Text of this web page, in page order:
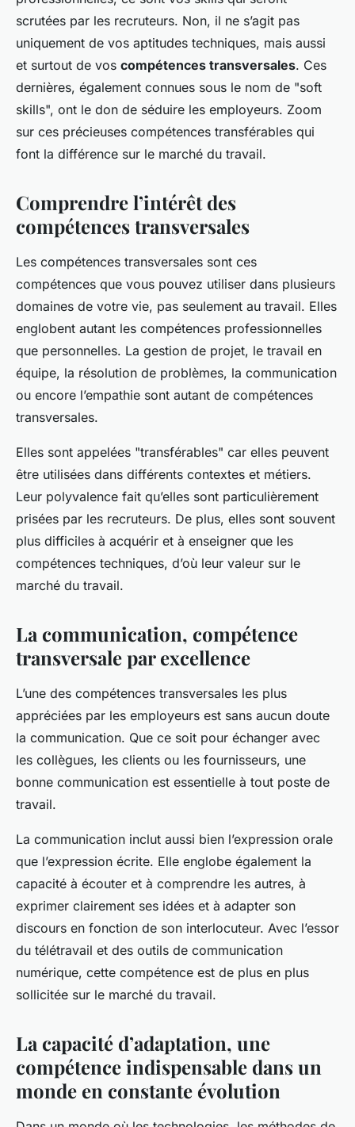
marielle•6 novembre 2023•6 min de lecture
scrutées par les recruteurs. Non, il ne s’agit pas
uniquement de vos aptitudes techniques, mais aussi
et surtout de vos compétences transversales. Ces
dernières, également connues sous le nom de "soft
skills", ont le don de séduire les employeurs. Zoom
sur ces précieuses compétences transférables qui
font la différence sur le marché du travail.
Comprendre l’intérêt des
compétences transversales
Les compétences transversales sont ces
compétences que vous pouvez utiliser dans plusieurs
domaines de votre vie, pas seulement au travail. Elles
englobent autant les compétences professionnelles
que personnelles. La gestion de projet, le travail en
équipe, la résolution de problèmes, la communication
ou encore l’empathie sont autant de compétences
transversales.
Elles sont appelées "transférables" car elles peuvent
être utilisées dans différents contextes et métiers.
Leur polyvalence fait qu’elles sont particulièrement
prisées par les recruteurs. De plus, elles sont souvent
plus difficiles à acquérir et à enseigner que les
compétences techniques, d’où leur valeur sur le
marché du travail.
La communication, compétence
transversale par excellence
L’une des compétences transversales les plus
appréciées par les employeurs est sans aucun doute
la communication. Que ce soit pour échanger avec
les collègues, les clients ou les fournisseurs, une
bonne communication est essentielle à tout poste de
travail.
La communication inclut aussi bien l’expression orale
que l’expression écrite. Elle englobe également la
capacité à écouter et à comprendre les autres, à
exprimer clairement ses idées et à adapter son
discours en fonction de son interlocuteur. Avec l’essor
du télétravail et des outils de communication
numérique, cette compétence est de plus en plus
sollicitée sur le marché du travail.
La capacité d’adaptation, une
compétence indispensable dans un
monde en constante évolution